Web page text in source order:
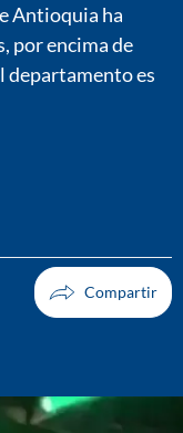
Antioquia ha
por encima de
departamento es